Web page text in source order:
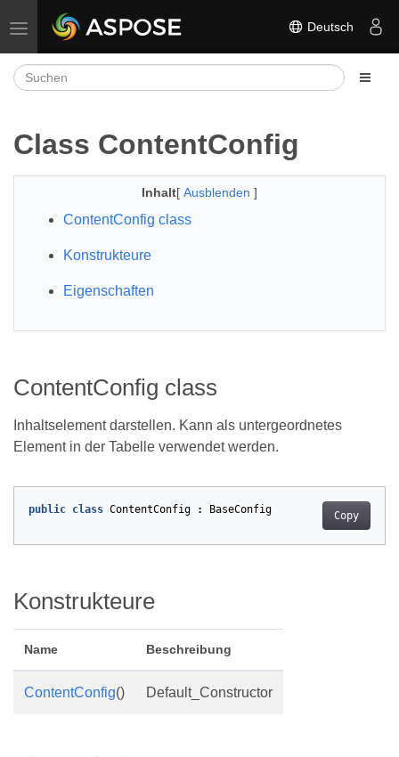
Navigation umschalten Deutsch
Class ContentConfig
Inhalt[ Ausblenden ]
ContentConfig class
Konstrukteure
Eigenschaften
ContentConfig class
Inhaltselement darstellen. Kann als untergeordnetes
Element in der Tabelle verwendet werden.
Copy
public class ContentConfig : BaseConfig
Konstrukteure
Name Beschreibung
ContentConfig() Default_Constructor